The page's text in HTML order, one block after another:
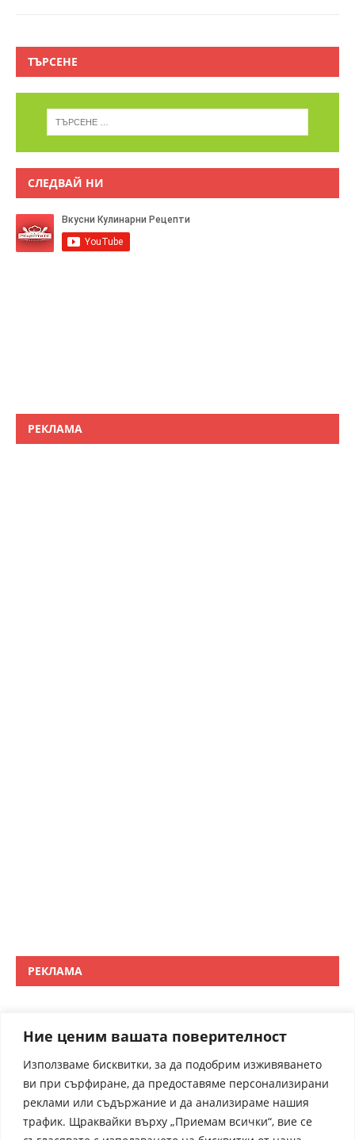
Ние ценим вашата поверителност
Използваме бисквитки, за да подобрим изживяването
ви при сърфиране, да предоставяме персонализирани
реклами или съдържание и да анализираме нашия
трафик. Щраквайки върху „Приемам всички“, вие се
ТЪРСЕНЕ
СЛЕДВАЙ НИ
РЕКЛАМА
РЕКЛАМА